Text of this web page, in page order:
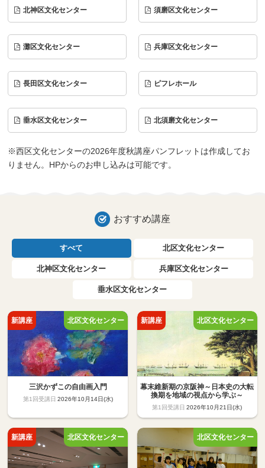
北神区文化センター 須磨区文化センター
灘区文化センター 兵庫区文化センター
長田区文化センター ピフレホール
垂水区文化センター 北須磨文化センター
※西区文化センターの2026年度秋講座パンフレットは作成してお
りません。HPからのお申し込みは可能です。
おすすめ講座
すべて 北区文化センター
北神区文化センター 兵庫区文化センター
垂水区文化センター
三沢かずこの自由画入門
2026年10月14日(水)
幕末維新期の京阪神～日本史の大転
換期を地域の視点から学ぶ～
2026年10月21日(水)